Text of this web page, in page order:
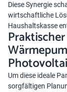
Diese Synergie
wirtschaftliche
Haushaltskasse
Um diese ideale
sorgfältigen